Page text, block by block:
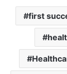
first